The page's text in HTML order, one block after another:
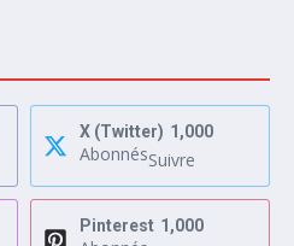
X (Twitter) 1,000
AbonnésSuivre
Pinterest 1,000